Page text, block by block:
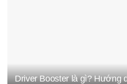
Driver Booster là gì? Hướng